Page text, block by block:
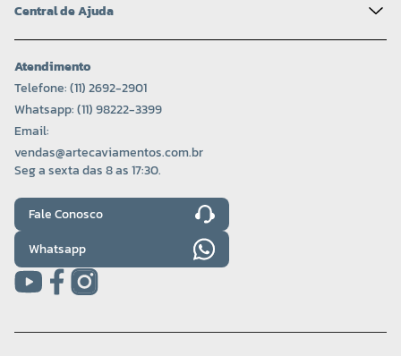
Central de Ajuda
Atendimento
Telefone: (11) 2692-2901
Whatsapp: (11) 98222-3399
Email:
vendas@artecaviamentos.com.br
Seg a sexta das 8 as 17:30.
Fale Conosco
Whatsapp